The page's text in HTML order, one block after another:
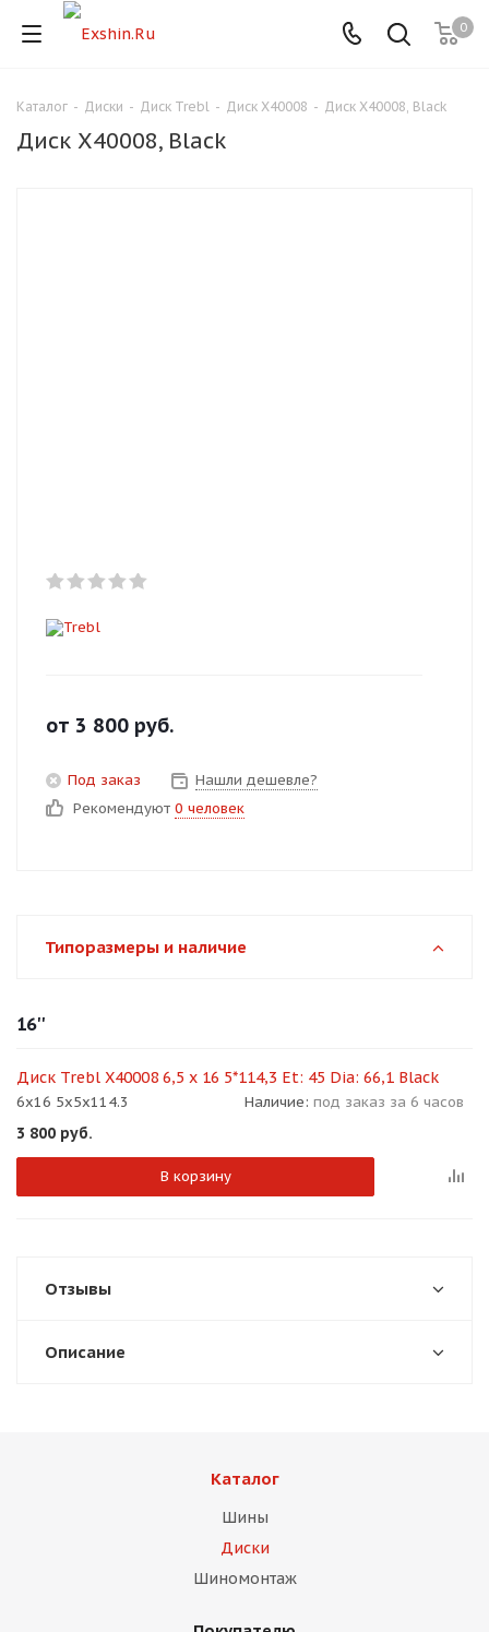
0
Каталог - Диски - Диск Trebl - Диск X40008 - Диск X40008, Black
Диск X40008, Black
от 3 800 руб.
Под заказ
Нашли дешевле?
Рекомендуют 0 человек
Типоразмеры и наличие
16''
Диск Trebl X40008 6,5 x 16 5*114,3 Et: 45 Dia: 66,1 Black
6x16 5x5x114.3 Наличие: под заказ за 6 часов
3 800 руб.
В корзину
Отзывы
Описание
Каталог
Шины
Диски
Шиномонтаж
Для клиентов всех банков
Оплачивайте сегодня только
Получайте товар
Оставшиеся75% будут
недели
Остались вопросы?
plait.ru